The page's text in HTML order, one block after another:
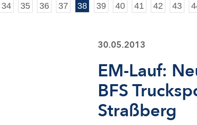
34 35 36 37 38 39 40 41 42 43
30.05.2013
EM-Lauf:
BFS
Straßberg